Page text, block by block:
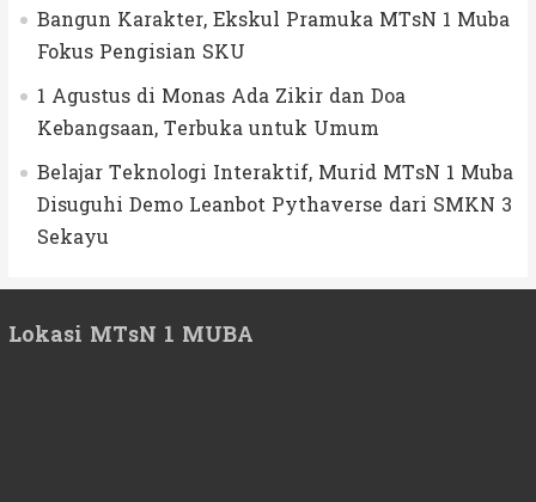
Bangun Karakter, Ekskul Pramuka MTsN 1 Muba
Fokus Pengisian SKU
1 Agustus di Monas Ada Zikir dan Doa
Kebangsaan, Terbuka untuk Umum
Belajar Teknologi Interaktif, Murid MTsN 1 Muba
Disuguhi Demo Leanbot Pythaverse dari SMKN 3
Sekayu
Lokasi MTsN 1 MUBA